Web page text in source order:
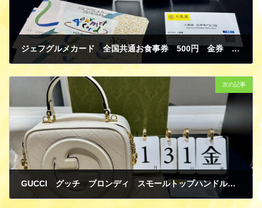
ジェフグルメカード 全国共通お食事券 500円 金券 商品券 買取
次の記事
GUCCI グッチ ブロンディ スモールトップハンドルバッグ ホワイト 744434 買取